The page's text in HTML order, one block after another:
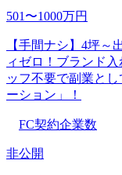
501〜1000万円
【手間ナシ】4坪
ィゼロ！ブランド
ッフ不要で副業と
ーション」！
FC契約企業数
非公開